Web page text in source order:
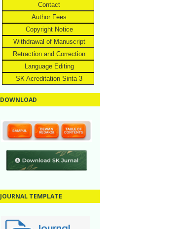
Contact
Author Fees
Copyright Notice
Withdrawal of Manuscript
Retraction and Correction
Language Editing
SK Acreditation Sinta 3
DOWNLOAD
JOURNAL TEMPLATE